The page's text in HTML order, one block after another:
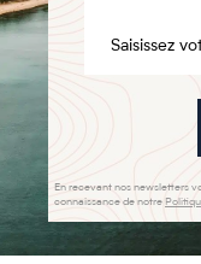
En recevant nos newsletters
connaissance de notre